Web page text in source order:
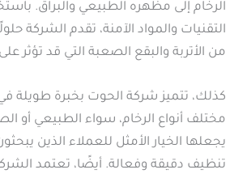
الرخام إلى مظهره الطبيعي والبراق.
التقنيات والمواد الآمنة، تقدم الشركة
من الأتربة والبقع الصعبة التي قد تؤثر
كذلك، تتميز شركة الحوت بخبرة طويلة
مختلف أنواع الرخام، سواء الطبيعي أو
يجعلها الخيار الأمثل للعملاء الذين
تنظيف دقيقة وفعالة. أيضًا، تعتمد